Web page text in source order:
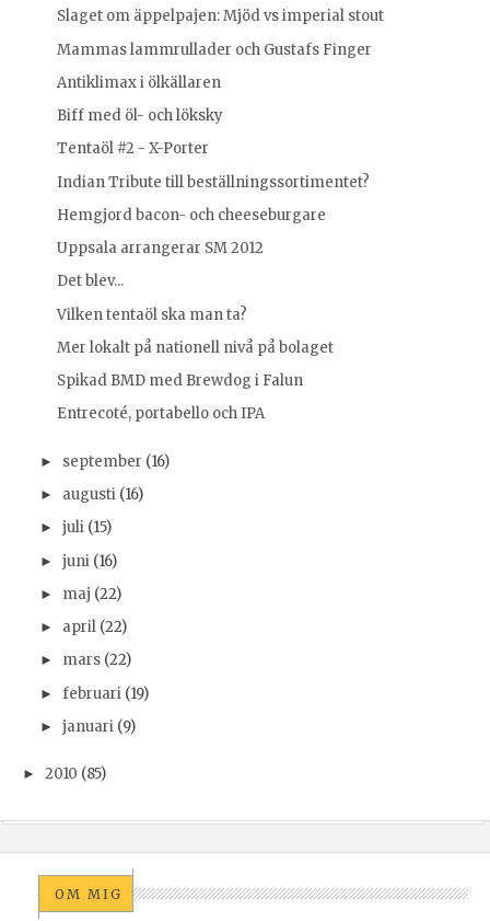
Slaget om äppelpajen: Mjöd vs imperial stout
Mammas lammrullader och Gustafs Finger
Antiklimax i ölkällaren
Biff med öl- och löksky
Tentaöl #2 - X-Porter
Indian Tribute till beställningssortimentet?
Hemgjord bacon- och cheeseburgare
Uppsala arrangerar SM 2012
Det blev...
Vilken tentaöl ska man ta?
Mer lokalt på nationell nivå på bolaget
Spikad BMD med Brewdog i Falun
Entrecoté, portabello och IPA
► september (16)
► augusti (16)
► juli (15)
► juni (16)
► maj (22)
► april (22)
► mars (22)
► februari (19)
► januari (9)
► 2010 (85)
OM MIG